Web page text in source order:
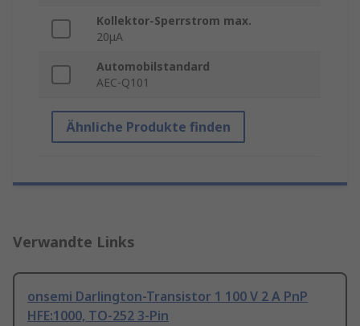
Kollektor-Sperrstrom max.
20μA
Automobilstandard
AEC-Q101
Ähnliche Produkte finden
Verwandte Links
onsemi Darlington-Transistor 1 100 V 2 A PnP
HFE:1000, TO-252 3-Pin